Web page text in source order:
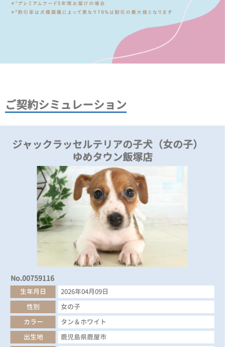
ご契約シミュレーション
ジャックラッセルテリアの子犬（女の子）
ゆめタウン飯塚店
No.00759116
生年月日
2026年04月09日
性別
女の子
カラー
タン＆ホワイト
出生地
鹿児島県鹿屋市